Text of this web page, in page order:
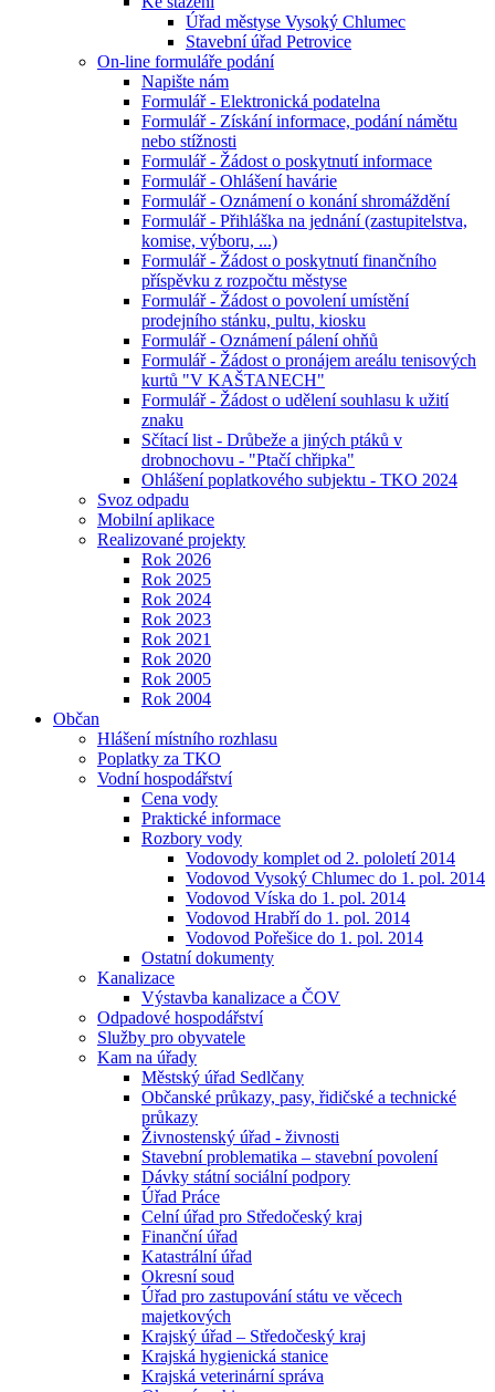
Úřad městyse Vysoký Chlumec
Stavební úřad Petrovice
On-line formuláře podání
Napište nám
Formulář - Elektronická podatelna
Formulář - Získání informace, podání námětu
nebo stížnosti
Formulář - Žádost o poskytnutí informace
Formulář - Ohlášení havárie
Formulář - Oznámení o konání shromáždění
Formulář - Přihláška na jednání (zastupitelstva,
komise, výboru, ...)
Formulář - Žádost o poskytnutí finančního
příspěvku z rozpočtu městyse
Formulář - Žádost o povolení umístění
prodejního stánku, pultu, kiosku
Formulář - Oznámení pálení ohňů
Formulář - Žádost o pronájem areálu tenisových
kurtů "V KAŠTANECH"
Formulář - Žádost o udělení souhlasu k užití
znaku
Sčítací list - Drůbeže a jiných ptáků v
drobnochovu - "Ptačí chřipka"
Ohlášení poplatkového subjektu - TKO 2024
Svoz odpadu
Mobilní aplikace
Realizované projekty
Rok 2026
Rok 2025
Rok 2024
Rok 2023
Rok 2021
Rok 2020
Rok 2005
Rok 2004
Občan
Hlášení místního rozhlasu
Poplatky za TKO
Vodní hospodářství
Cena vody
Praktické informace
Rozbory vody
Vodovody komplet od 2. pololetí 2014
Vodovod Vysoký Chlumec do 1. pol. 2014
Vodovod Víska do 1. pol. 2014
Vodovod Hrabří do 1. pol. 2014
Vodovod Pořešice do 1. pol. 2014
Ostatní dokumenty
Kanalizace
Výstavba kanalizace a ČOV
Odpadové hospodářství
Služby pro obyvatele
Kam na úřady
Městský úřad Sedlčany
Občanské průkazy, pasy, řidičské a technické
průkazy
Živnostenský úřad - živnosti
Stavební problematika – stavební povolení
Dávky státní sociální podpory
Úřad Práce
Celní úřad pro Středočeský kraj
Finanční úřad
Katastrální úřad
Okresní soud
Úřad pro zastupování státu ve věcech
majetkových
Krajský úřad – Středočeský kraj
Krajská hygienická stanice
Krajská veterinární správa